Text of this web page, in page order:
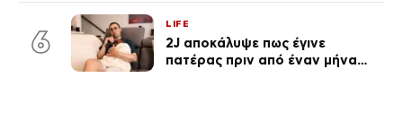
6
LIFE
2J αποκάλυψε πως έγινε
πατέρας πριν από έναν μήνα